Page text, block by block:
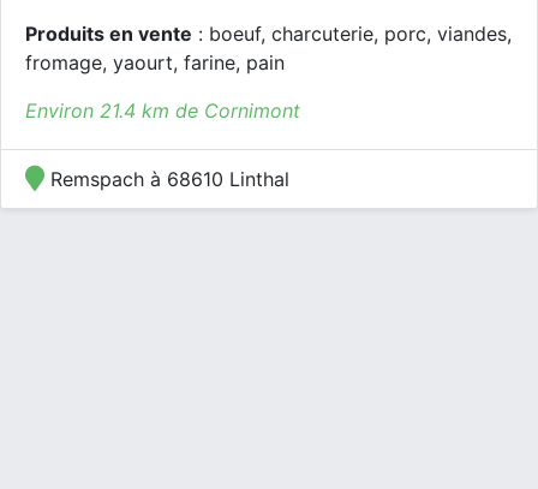
Produits en vente : boeuf, charcuterie, porc, viandes,
fromage, yaourt, farine, pain
Environ 21.4 km de Cornimont
Remspach à 68610 Linthal